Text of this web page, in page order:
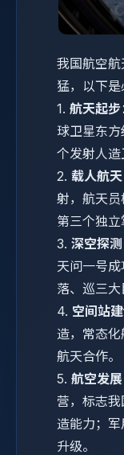
我国航空
猛，以下是
1. 航天起步
球卫星东
个发射人造
2. 载人航天
射，航天
第三个独立
3. 深空探测
天问一号成
落、巡三大
4. 空间站
造，常态
航天合作。
5. 航空发展
营，标志
造能力；
升级。